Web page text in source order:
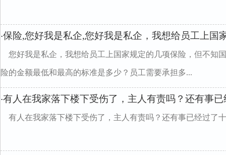
·保险,您好我是私企,您好我是私企，我想给员工上国
您好我是私企，我想给员工上国家规定的几项保险，但不知
险的金额最低和最高的标准是多少？员工需要承担多...
·有人在我家落下楼下受伤了，主人有责吗？还有事
有人在我家落下楼下受伤了，主人有责吗？还有事已经过了